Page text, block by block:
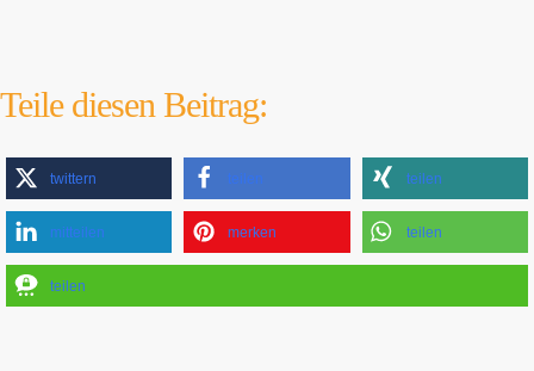
Teile diesen Beitrag:
twittern teilen teilen
mitteilen merken teilen
teilen